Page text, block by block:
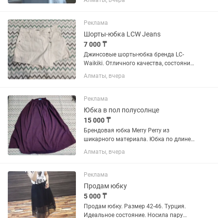
юбка: 90см Каждая стоит по 2000
Реклама
Шорты-юбка LCW Jeans
7 000 ₸
Джинсовые шорты-юбка бренда LC-
Waikiki. Отличного качества, состояние
новое. Не пришлось ни разу надеть в
связи с родами и затем похудением.
деликатном режиме...
Алматы, вчера
Реклама
Юбка в пол полусолнце
15 000 ₸
Брендовая юбка Merry Perry из
шикарного материала. Юбка по длине
в пол. Есть карманы. Материал
плотный, необычный цвет, отлично
универсальная, подходит как
стандартной...
Алматы, вчера
Реклама
Продам юбку
5 000 ₸
Продам юбку. Размер 42-46. Турция.
Идеальное состояние. Носила пару